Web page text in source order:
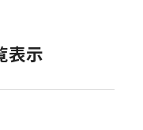
表示